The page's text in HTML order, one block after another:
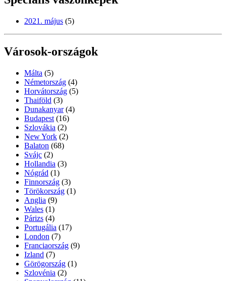
2021. május (5)
Városok-országok
Málta (5)
Németország (4)
Horvátország (5)
Thaiföld (3)
Dunakanyar (4)
Budapest (16)
Szlovákia (2)
New York (2)
Balaton (68)
Svájc (2)
Hollandia (3)
Nógrád (1)
Finnország (3)
Törökország (1)
Anglia (9)
Wales (1)
Párizs (4)
Portugália (17)
London (7)
Franciaország (9)
Izland (7)
Görögország (1)
Szlovénia (2)